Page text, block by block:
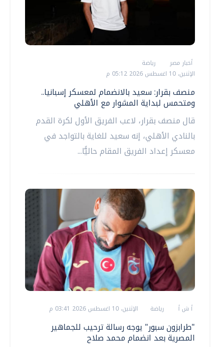
أخبار مصر
رياضة
الإثنين، 10 اغسطس 2026 05:12 م
منصف بقرار: سعيد بالانضمام لمعسكر إسبانيا..
ومتحمس لبداية المشوار مع الأهلي
قال منصف بقرار، لاعب الفريق الأول لكرة القدم
بالنادي الأهلي، إنه سعيد للغاية بالتواجد في
معسكر إعداد الفريق المقام حاليًّا...
أ ش أ رياضة الإثنين، 10 اغسطس 2026 03:41 م
"طرابزون سبور" يوجه رسالة ترحيب للجماهير
المصرية بعد انضمام محمد صلاح